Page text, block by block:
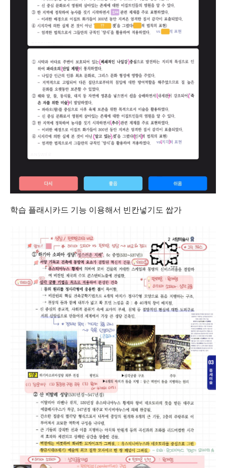
학습 플래시카드 기능 이용해서 빈칸넣기도 쌉가